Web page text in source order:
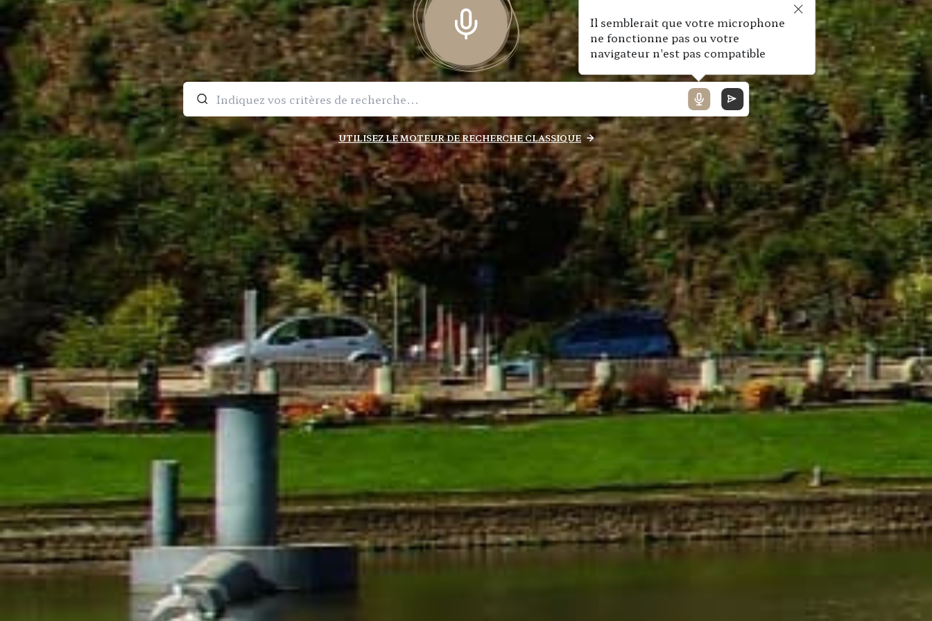
Il semblerait que votre microphone
ne fonctionne pas ou votre
navigateur n'est pas compatible
UTILISEZ LE MOTEUR DE RECHERCHE CLASSIQUE